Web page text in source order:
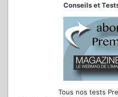
Conseils et
Tous nos tests